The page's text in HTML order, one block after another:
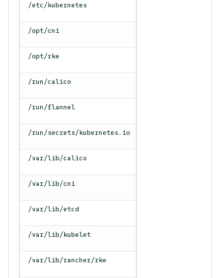
/etc/kubernetes
/opt/cni
/opt/rke
/run/calico
/run/flannel
/run/secrets/kubernetes.io
/var/lib/calico
/var/lib/cni
/var/lib/etcd
/var/lib/kubelet
/var/lib/rancher/rke